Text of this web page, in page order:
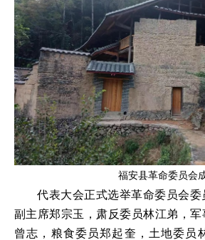
福安县革命委员会
代表大会正式选举革命委员会委
副主席郑宗玉，肃反委员林江弟，
曾志，粮食委员郑起奎，土地委员